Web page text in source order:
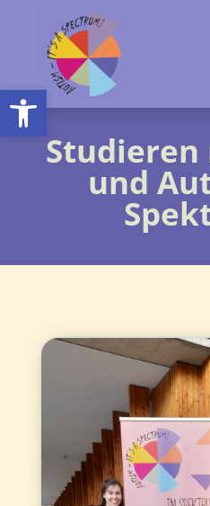
Open toolbar
Studieren
und